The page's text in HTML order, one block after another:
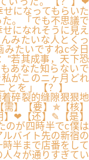
せになってもらいた
。「でも不思議で
になれそうに見え
みたいな人とくっ
たいですねc今日
若其成事，天下恐
あなた知らないで
がこのニヶ月どれ
ことを」【？】
碎裂的缝隙狠狠地
】【要】✯【核】
】❤【还】✎【是】
のが四時半でc僕は
バイト先の新宿の
半まで店番をして
々が通りすぎてい